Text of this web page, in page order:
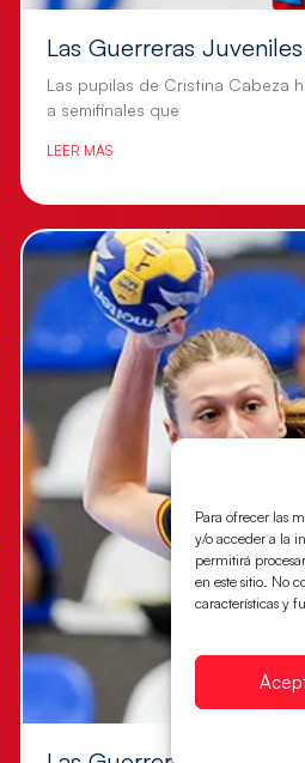
Para ofrecer las
y/o acceder a la
permitirá
en este sitio. No
características y
Las Guerreras
Las pupilas de Cristina Cabeza
a semifinales que
LEER MÁS